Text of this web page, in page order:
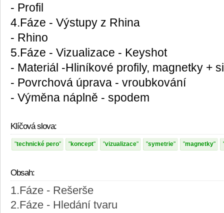
- Profil
4.Fáze - Výstupy z Rhina
- Rhino
5.Fáze - Vizualizace - Keyshot
- Materiál -Hliníkové profily, magnetky +
- Povrchová úprava - vroubkování
- Výměna náplně - spodem
Klíčová slova:
technické pero koncept vizualizace symetrie magnetky
Obsah:
1.Fáze - Rešerše
2.Fáze - Hledání tvaru